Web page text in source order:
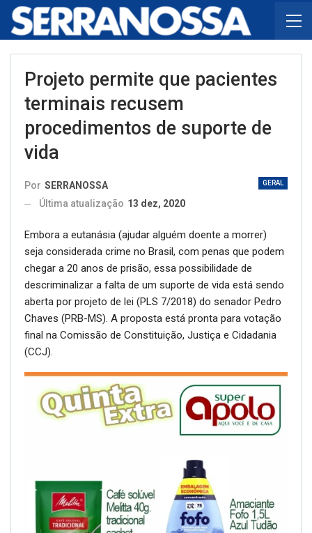
Projeto permite que pacientes
terminais recusem
procedimentos de suporte de
vida
GERAL
Por SERRANOSSA
Última atualização 13 dez, 2020
Embora a eutanásia (ajudar alguém doente a morrer)
seja considerada crime no Brasil, com penas que podem
chegar a 20 anos de prisão, essa possibilidade de
descriminalizar a falta de um suporte de vida está sendo
aberta por projeto de lei (PLS 7/2018) do senador Pedro
Chaves (PRB-MS). A proposta está pronta para votação
final na Comissão de Constituição, Justiça e Cidadania
(CCJ).